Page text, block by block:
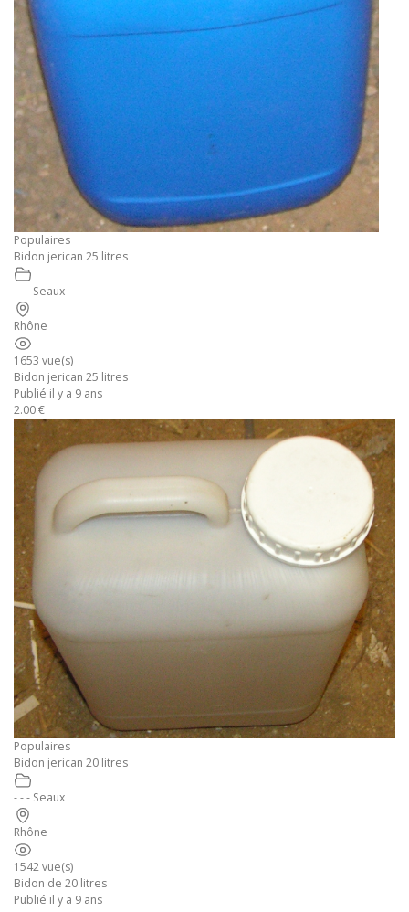
Populaires
Bidon jerican 25 litres
- - - Seaux
Rhône
1653 vue(s)
Bidon jerican 25 litres
Publié il y a 9 ans
2.00 €
Populaires
Bidon jerican 20 litres
- - - Seaux
Rhône
1542 vue(s)
Bidon de 20 litres
Publié il y a 9 ans